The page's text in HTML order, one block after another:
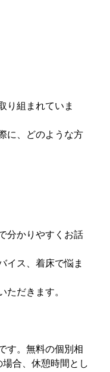
り組まれていま
に、どのような方
分かりやすくお話
イス、着床で悩ま
ただきます。
す。無料の個別相
合、休憩時間とし